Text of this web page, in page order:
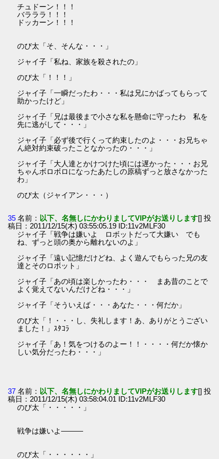
チュドーン！！！
バラララ！！！
ドッカーン！！！
のび太「そ、そんな・・・」
ジャイ子「私ね、家族を殺されたの」
のび太「！！！」
ジャイ子「一瞬だったわ・・・私は兄にかばってもらって
助かったけど」
ジャイ子「兄は最後まで小さな私を懸命に守ったわ 私を
先に逃がして・・・」
ジャイ子「必ず後で行くって約束したのよ・・・お兄ちゃ
ん絶対約束破ったことなかったの・・・」
ジャイ子「大人達とかけつけた頃には遅かった・・・お兄
ちゃんボロボロになったあたしの原稿ずっと放さなかった
わ」
のび太（ジャイアン・・・）
35 名前： 以下、名無しにかわりましてVIPがお送りします[] 投
稿日：2011/12/15(木) 03:55:05.19 ID:11v2MLF30
ジャイ子「戦争は嫌いよ ロボットだって大嫌い でも
ね、ずっと頭の奥から離れないのよ」
ジャイ子「遠い記憶だけどね、よく遊んでもらった兄の友
達とそのロボット」
ジャイ子「あの頃は楽しかったわ・・・ まあ昔のことで
よく覚えてないんだけどね・・・」
ジャイ子「そういえば・・・あなた・・・何だか」
のび太「！・・・し、失礼します！あ、ありがとうござい
ました！」ｽﾀｺﾗ
ジャイ子「あ！気をつけるのよー！！・・・・何だか懐か
しい気分だったわ・・・」
37 名前： 以下、名無しにかわりましてVIPがお送りします[] 投
稿日：2011/12/15(木) 03:58:04.01 ID:11v2MLF30
のび太「・・・・・」
戦争は嫌いよ―――
のび太「・・・・・・」